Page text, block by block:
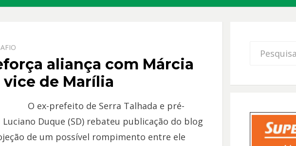
DESAFIO
aliança com Márcia
de Marília
O ex-prefeito de Serra Talhada e pré-
Duque (SD) rebateu publicação do blog
de um possível rompimento entre ele
Procurar